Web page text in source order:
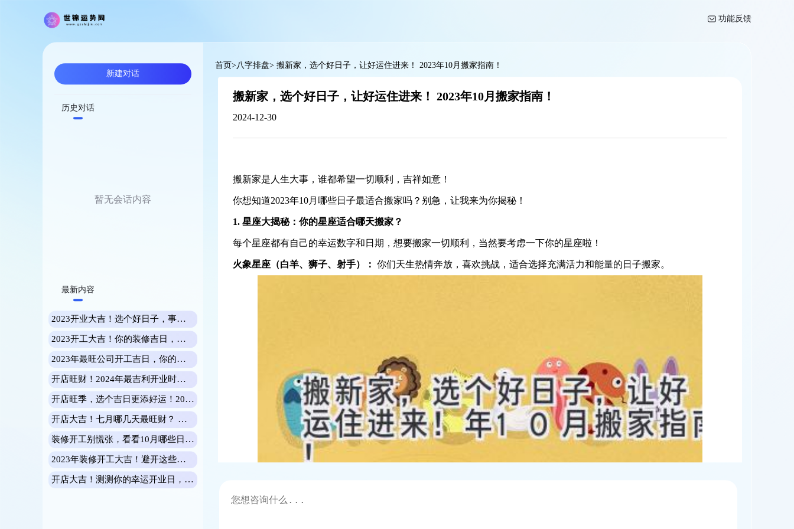
功能反馈
新建对话
历史对话
暂无会话内容
最新内容
2023开业大吉！选个好日子，事业更旺！
2023开工大吉！你的装修吉日，就在这里！
2023年最旺公司开工吉日，你的事业腾飞指日可待！
开店旺财！2024年最吉利开业时间，助你财源滚滚！
开店旺季，选个吉日更添好运！2023年元月开业黄道吉日速查
开店大吉！七月哪几天最旺财？ 揭秘开业好日子
装修开工别慌张，看看10月哪些日子最旺你
2023年装修开工大吉！避开这些日子，你家才更旺！
开店大吉！测测你的幸运开业日，好运翻倍！
首页>八字排盘> 搬新家，选个好日子，让好运住进来！ 2023年10月搬家指南！
搬新家，选个好日子，让好运住进来！ 2023年10月搬家指南！
2024-12-30
搬新家是人生大事，谁都希望一切顺利，吉祥如意！
你想知道2023年10月哪些日子最适合搬家吗？别急，让我来为你揭秘！
1. 星座大揭秘：你的星座适合哪天搬家？
每个星座都有自己的幸运数字和日期，想要搬家一切顺利，当然要考虑一下你的星座啦！
火象星座（白羊、狮子、射手）： 你们天生热情奔放，喜欢挑战，适合选择充满活力和能量的日子搬家。